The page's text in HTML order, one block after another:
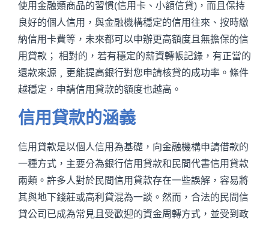
使用金融類商品的習慣(信用卡、小額信貸)，而且保持
良好的個人信用，與金融機構穩定的信用往來、按時繳
納信用卡費等，未來都可以申辦更高額度且無擔保的信
用貸款； 相對的，若有穩定的薪資轉帳記錄，有正當的
還款來源﹐更能提高銀行對您申請核貸的成功率。條件
越穩定，申請信用貸款的額度也越高。
信用貸款的涵義
信用貸款是以個人信用為基礎，向金融機構申請借款的
一種方式，主要分為銀行信用貸款和民間代書信用貸款
兩類。許多人對於民間信用貸款存在一些誤解，容易將
其與地下錢莊或高利貸混為一談。然而，合法的民間信
貸公司已成為常見且受歡迎的資金周轉方式，並受到政